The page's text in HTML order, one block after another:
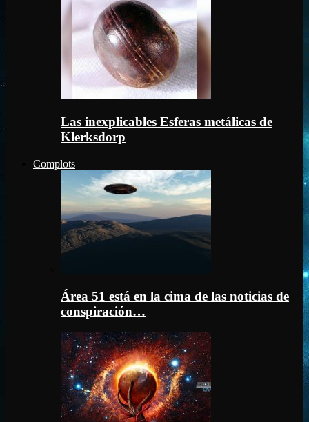
Las inexplicables Esferas metálicas de
Klerksdorp
Complots
Área 51 está en la cima de las noticias de
conspiración…